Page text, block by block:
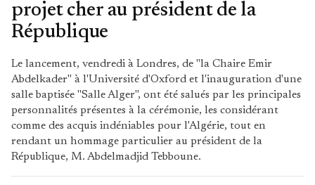
projet cher au président de la
République
Le lancement, vendredi à Londres, de "la Chaire Emir
Abdelkader" à l'Université d'Oxford et l'inauguration d'une
salle baptisée "Salle Alger", ont été salués par les principales
personnalités présentes à la cérémonie, les considérant
comme des acquis indéniables pour l'Algérie, tout en
rendant un hommage particulier au président de la
République, M. Abdelmadjid Tebboune.